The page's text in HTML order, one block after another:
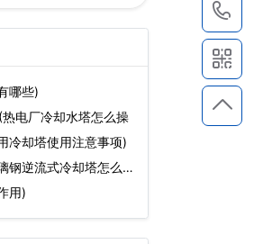
哪些)
电厂冷却水塔怎么操
冷却塔使用注意事项)
钢逆流式冷却塔怎么处
用)